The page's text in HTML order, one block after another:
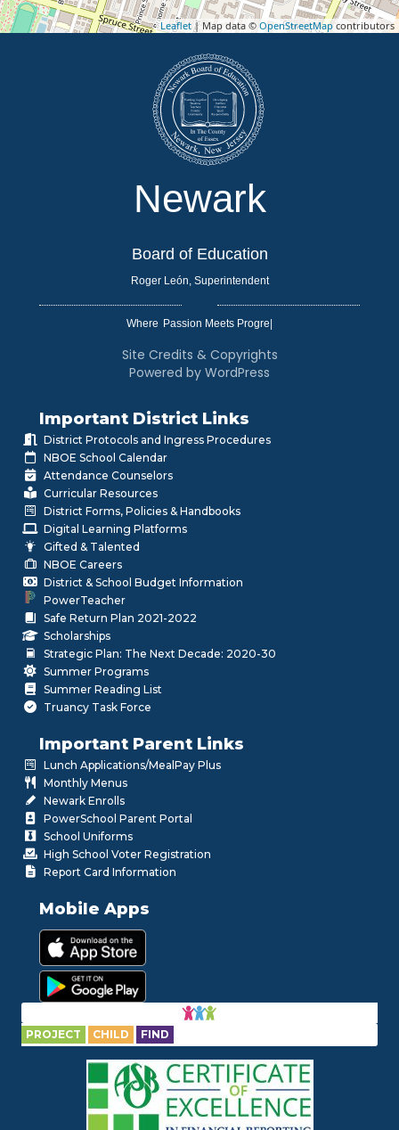
Leaflet| Map data © OpenStreetMap contributors
Newark
Board of Education
Roger León, Superintendent
Where
Site Credits & Copyrights
Powered by WordPress
Important District Links
District Protocols and Ingress Procedures
NBOE School Calendar
Attendance Counselors
Curricular Resources
District Forms, Policies & Handbooks
Digital Learning Platforms
Gifted & Talented
NBOE Careers
District & School Budget Information
PowerTeacher
Safe Return Plan 2021-2022
Scholarships
Strategic Plan: The Next Decade: 2020-30
Summer Programs
Summer Reading List
Truancy Task Force
Important Parent Links
Lunch Applications/MealPay Plus
Monthly Menus
Newark Enrolls
PowerSchool Parent Portal
School Uniforms
High School Voter Registration
Report Card Information
Mobile Apps
PROJECT CHILD FIND